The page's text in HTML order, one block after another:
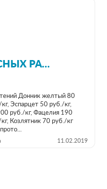
СЕМЕНА МЕДОНОСНЫХ РАСТЕНИЙ
Донник желтый 80
Эспарцет 50 руб./кг,
руб./кг, Фацелия 190
Козлятник 70 руб./кг
11.02.2019